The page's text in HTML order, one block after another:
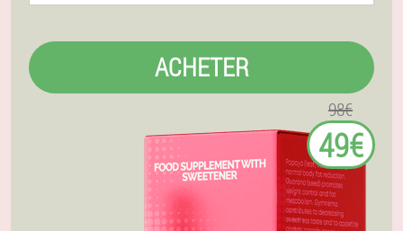
ACHETER
98€
49€